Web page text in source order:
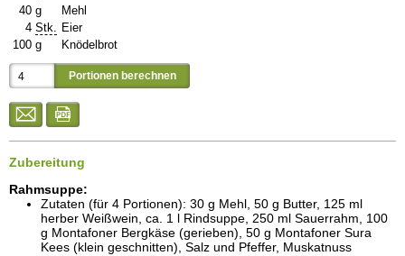
40 g
Mehl
4 Stk. Eier
100 g Knödelbrot
Zubereitung
Rahmsuppe:
Zutaten (für 4 Portionen): 30 g Mehl, 50 g Butter, 125 ml
herber Weißwein, ca. 1 l Rindsuppe, 250 ml Sauerrahm, 100
g Montafoner Bergkäse (gerieben), 50 g Montafoner Sura
Kees (klein geschnitten), Salz und Pfeffer, Muskatnuss